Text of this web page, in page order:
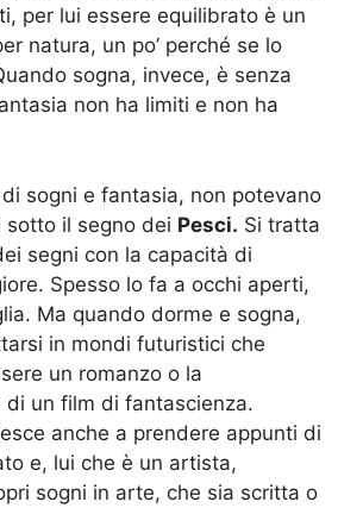
per lui essere equilibrato è un
natura, un po’ perché se lo
sogna, invece, è senza
non ha limiti e non ha
sogni e fantasia, non potevano
sotto il segno dei Pesci. Si tratta
segni con la capacità di
Spesso lo fa a occhi aperti,
Ma quando dorme e sogna,
in mondi futuristici che
un romanzo o la
di un film di fantascienza.
anche a prendere appunti di
e, lui che è un artista,
sogni in arte, che sia scritta o